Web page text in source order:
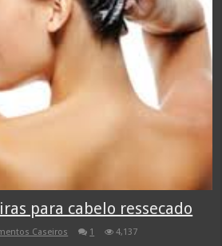
para cabelo ressecado
Caseiros 1 4,137